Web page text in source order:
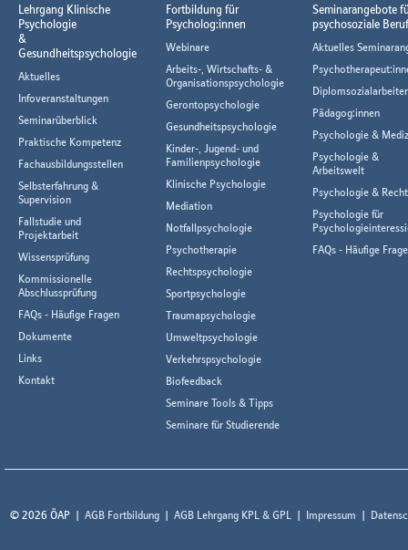
Lehrgang Klinische
Psychologie
&
Gesundheitspsychologie
Aktuelles
Infoveranstaltungen
Seminarüberblick
Praktische Kompetenz
Fachausbildungsstellen
Selbsterfahrung &
Supervision
Fallstudie und
Projektarbeit
Wissensprüfung
Kommissionelle
Abschlussprüfung
FAQs - Häufige Fragen
Dokumente
Links
Kontakt
Fortbildung für
Psycholog:innen
Webinare
Arbeits-, Wirtschafts- &
Organisationspsychologie
Gerontopsychologie
Gesundheitspsychologie
Kinder-, Jugend- und
Familienpsychologie
Klinische Psychologie
Mediation
Notfallpsychologie
Psychotherapie
Rechtspsychologie
Sportpsychologie
Traumapsychologie
Umweltpsychologie
Verkehrspsychologie
Biofeedback
Seminare Tools & Tipps
Seminare für Studierende
Seminarangebote
psychosoziale
Aktuelles
Pädagog:innen
Psychologie &
Psychologie &
Arbeitswelt
Psychologie & Recht
Psychologie für
FAQs - Häufige
© 2026 ÖAP AGB Fortbildung AGB Lehrgang KPL & GPL Impressum